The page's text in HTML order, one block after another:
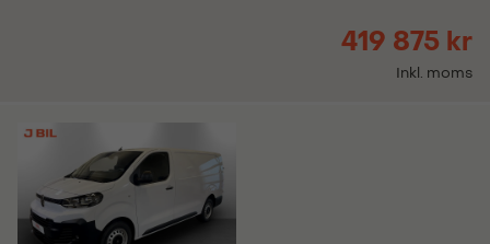
419 875 kr
Inkl. moms